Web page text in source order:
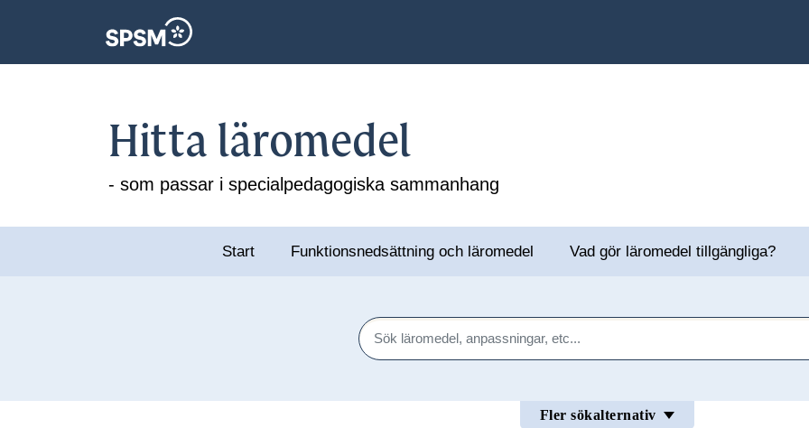
Hitta läromedel
- som passar i specialpedagogiska sammanhang
Start Funktionsnedsättning och läromedel Vad gör läromedel tillgängliga?
Sök
Fler sökalternativ